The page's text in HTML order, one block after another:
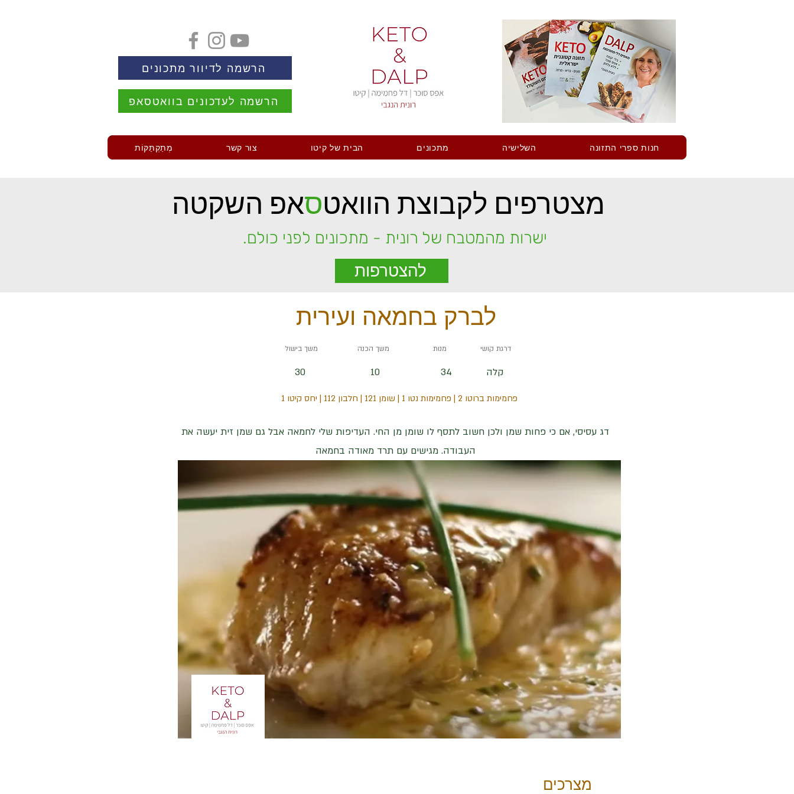
הרשמה לדיוור מתכונים
הרשמה לעדכונים בוואטסאפ
חנות ספרי התזונה השלישיה מתכונים הבית של קיטו צור קשר מְתַקְתַּקּוֹת
מצטרפים לקבוצת הוואטסאפ השקטה
ישרות מהמטבח של רונית - מתכונים לפני כולם.
להצטרפות
לברק בחמאה ועירית
משך בישול
30
משך הכנה
10
מנות
34
דרגת קושי
קלה
פחמימות ברוטו 2 | פחמימות נטו 1 | שומן 121 | חלבון 112 | יחס קיטו 1
דג עסיסי, אם כי פחות שמן ולכן חשוב לתסף לו שומן מן החי. העדיפות שלי לחמאה אבל גם שמן זית יעשה את
העבודה. מגישים עם תרד מאודה בחמאה
מצרכים